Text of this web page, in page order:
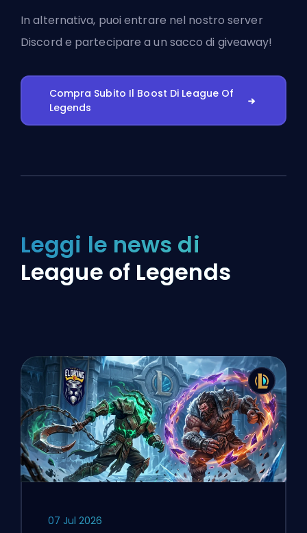
In alternativa, puoientrare nel nostro server
Discord e partecipare a un sacco di giveaway!
Compra Subito Il Boost Di League Of
Legends
Leggi le news di
League of Legends
07 Jul 2026